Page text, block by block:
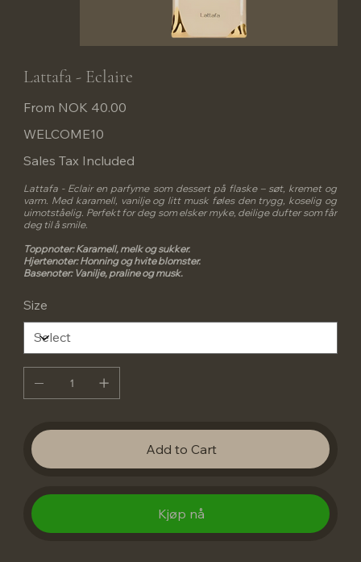
Lattafa - Eclaire
From NOK 40.00
WELCOME10
Sales Tax Included
Lattafa - Eclair en parfyme som dessert på flaske – søt, kremet og
varm. Med karamell, vanilje og litt musk føles den trygg, koselig og
uimotståelig. Perfekt for deg som elsker myke, deilige dufter som får
deg til å smile.
Toppnoter: Karamell, melk og sukker.
Hjertenoter: Honning og hvite blomster.
Basenoter: Vanilje, praline og musk.
Size
Add to Cart
Kjøp nå